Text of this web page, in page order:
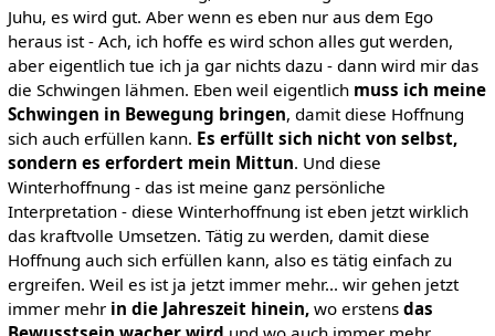
Juhu, es wird gut. Aber wenn es eben nur aus dem Ego
heraus ist - Ach, ich hoffe es wird schon alles gut werden,
aber eigentlich tue ich ja gar nichts dazu - dann wird mir das
die Schwingen lähmen. Eben weil eigentlich muss ich meine
Schwingen in Bewegung bringen, damit diese Hoffnung
sich auch erfüllen kann. Es erfüllt sich nicht von selbst,
sondern es erfordert mein Mittun. Und diese
Winterhoffnung - das ist meine ganz persönliche
Interpretation - diese Winterhoffnung ist eben jetzt wirklich
das kraftvolle Umsetzen. Tätig zu werden, damit diese
Hoffnung auch sich erfüllen kann, also es tätig einfach zu
ergreifen. Weil es ist ja jetzt immer mehr... wir gehen jetzt
immer mehr in die Jahreszeit hinein,wo erstens das